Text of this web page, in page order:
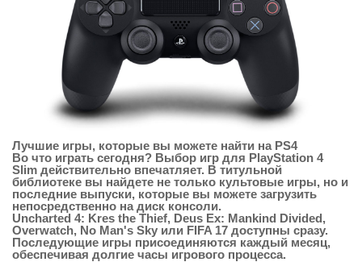
Лучшие игры, которые вы можете найти на PS4
Во что играть сегодня? Выбор игр для PlayStation 4
Slim действительно впечатляет. В титульной
библиотеке вы найдете не только культовые игры, но и
последние выпуски, которые вы можете загрузить
непосредственно на диск консоли.
Uncharted 4: Kres the Thief, Deus Ex: Mankind Divided,
Overwatch, No Man's Sky или FIFA 17 доступны сразу.
Последующие игры присоединяются каждый месяц,
обеспечивая долгие часы игрового процесса.